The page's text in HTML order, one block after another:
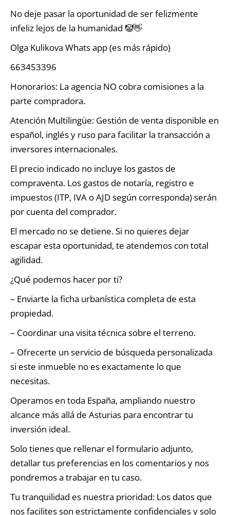
No deje pasar la oportunidad de ser felizmente
infeliz lejos de la humanidad 🤡👋
Olga Kulikova Whats app (es más rápido)
663453396⁩
Honorarios: La agencia NO cobra comisiones a la
parte compradora.
Atención Multilingüe: Gestión de venta disponible en
español, inglés y ruso para facilitar la transacción a
inversores internacionales.
El precio indicado no incluye los gastos de
compraventa. Los gastos de notaría, registro e
impuestos (ITP, IVA o AJD según corresponda) serán
por cuenta del comprador.
El mercado no se detiene. Si no quieres dejar
escapar esta oportunidad, te atendemos con total
agilidad.
¿Qué podemos hacer por ti?
– Enviarte la ficha urbanística completa de esta
propiedad.
– Coordinar una visita técnica sobre el terreno.
– Ofrecerte un servicio de búsqueda personalizada
si este inmueble no es exactamente lo que
necesitas.
Operamos en toda España, ampliando nuestro
alcance más allá de Asturias para encontrar tu
inversión ideal.
Solo tienes que rellenar el formulario adjunto,
detallar tus preferencias en los comentarios y nos
pondremos a trabajar en tu caso.
Tu tranquilidad es nuestra prioridad: Los datos que
nos facilites son estrictamente confidenciales y solo